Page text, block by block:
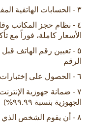
٣ - الحسابات الهاتفية المفصلة حسب الوقت والكلفة
٤ - نظام حجز المكاتب
الأسعار كاملة، فوراً مع
٥ - تعيين رقم الهاتف
الرقم
٦ - الحصول على إختبارات سرعة الإنترنت
الجهوزية بنسبة ٩٩.٩٩%)
٨ - أن يقوم الشخص الذي باع المكتب بتلبية طلبات الزبون